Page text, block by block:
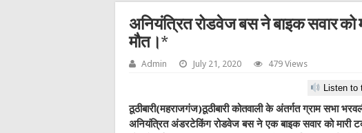
अनियंत्रित रोडवेज बस ने बाइक सवार को
मौत।*
Admin July 21, 2020 479 Views
Listen to
ठूठीबारी(महराजगंज)ठूठीबारी कोतवाली के अंतर्गत ग्राम सभा
अनियंत्रित अंडरटेकिंग रोडवेज बस ने एक बाइक सवार को मारी